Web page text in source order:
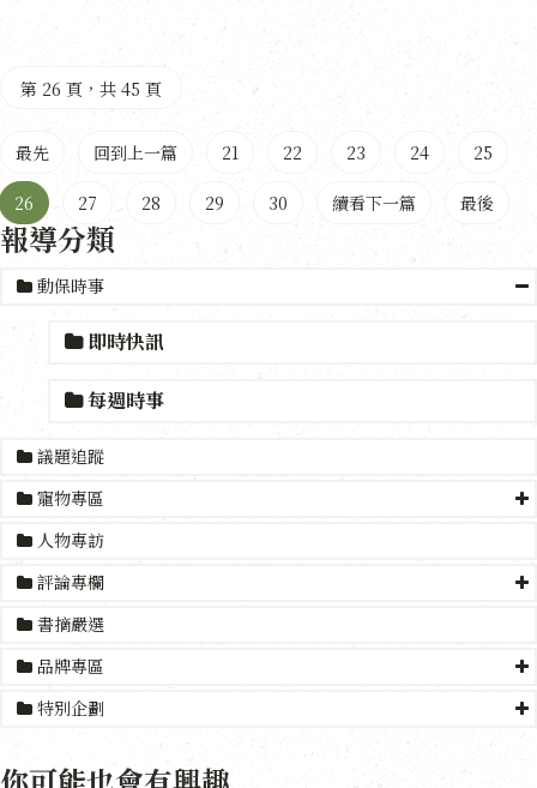
第 26 頁，共 45 頁
最先 回到上一篇 21 22 23 24 25
26 27 28 29 30 續看下一篇 最後
報導分類
動保時事
即時快訊
每週時事
議題追蹤
寵物專區
人物專訪
評論專欄
書摘嚴選
品牌專區
特別企劃